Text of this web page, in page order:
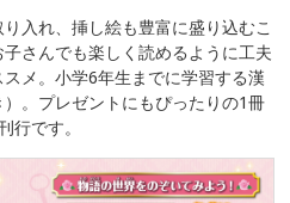
入れ、挿し絵も豊富に盛り込むこ
さんでも楽しく読めるように工夫
メ。小学6年生までに学習する漢
。プレゼントにもぴったりの1冊
行です。